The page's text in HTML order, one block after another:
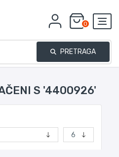
0
PRETRAGA
S '4400926'